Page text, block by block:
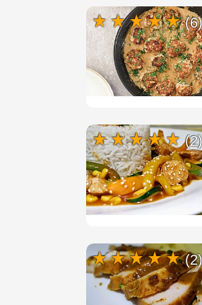
(6)
(2)
(2)